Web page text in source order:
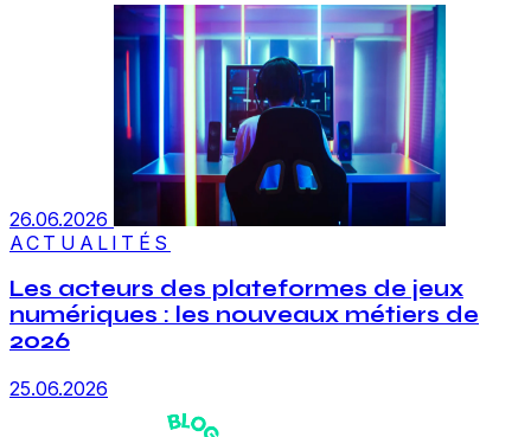
26.06.2026
ACTUALITÉS
Les acteurs des plateformes de jeux
numériques : les nouveaux métiers de
2026
25.06.2026